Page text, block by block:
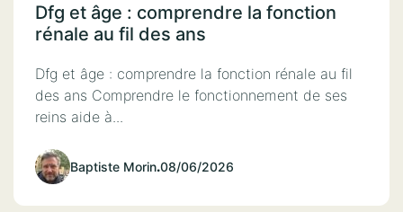
Dfg et âge : comprendre la fonction
rénale au fil des ans
Dfg et âge : comprendre la fonction rénale au fil
des ans Comprendre le fonctionnement de ses
reins aide à...
Baptiste Morin.08/06/2026